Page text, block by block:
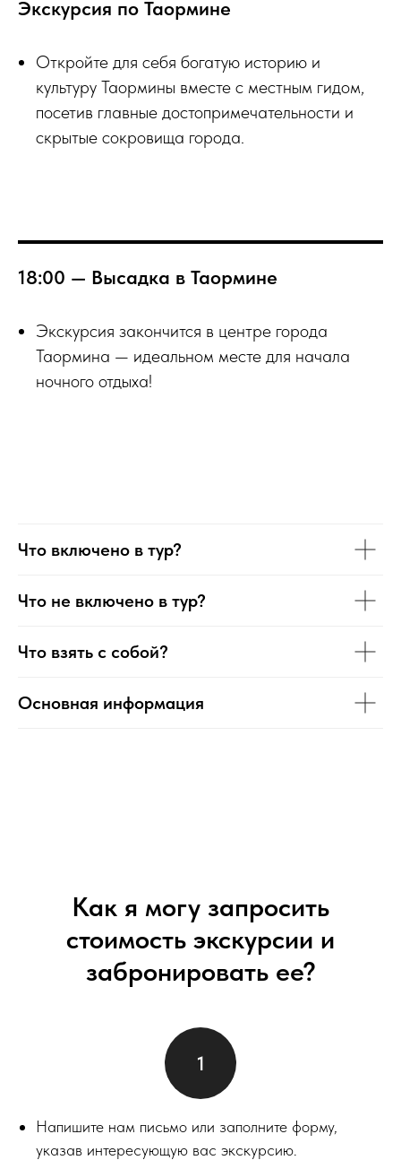
Экскурсия по Таормине
Откройте для себя богатую историю и
культуру Таормины вместе с местным гидом,
посетив главные достопримечательности и
скрытые сокровища города.
18:00 — Высадка в Таормине
Экскурсия закончится в центре города
Таормина — идеальном месте для начала
ночного отдыха!
Что включено в тур?
Что не включено в тур?
Что взять с собой?
Основная информация
Как я могу запросить
стоимость экскурсии и
забронировать ее?
Напишите нам письмо или заполните форму,
указав интересующую вас экскурсию.